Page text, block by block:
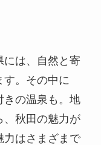
には、自然と寄
す。その中に
きの温泉も。地
、秋田の魅力が
力はさまざまで